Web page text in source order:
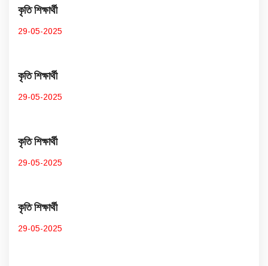
কৃতি শিক্ষার্থী
29-05-2025
কৃতি শিক্ষার্থী
29-05-2025
কৃতি শিক্ষার্থী
29-05-2025
কৃতি শিক্ষার্থী
29-05-2025